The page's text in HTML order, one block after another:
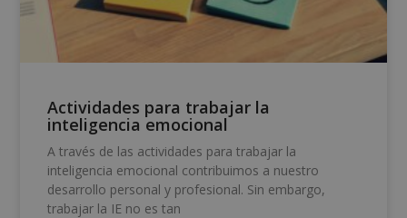
Actividades para trabajar la
inteligencia emocional
A través de las actividades para trabajar la
inteligencia emocional contribuimos a nuestro
desarrollo personal y profesional. Sin embargo,
trabajar la IE no es tan